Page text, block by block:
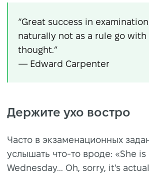
“Great success in
naturally not as a rule go
thought.”
— Edward Carpenter
Держите ухо востро
Часто в экзаменационных
услышать что-то вроде: «She
Wednesday... Oh, sorry, it's